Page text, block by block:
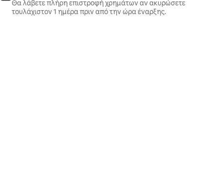
Θα λάβετε πλήρη επιστροφή χρημάτων αν ακυρώσετε
τουλάχιστον 1 ημέρα πριν από την ώρα έναρξης.